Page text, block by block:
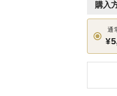
購入
通